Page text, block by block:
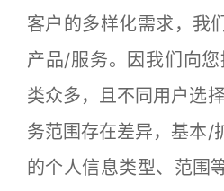
客户的多样化需求，我
产品/服务。因我们向
类众多，且不同用户选
务范围存在差异，基本/
的个人信息类型、范围